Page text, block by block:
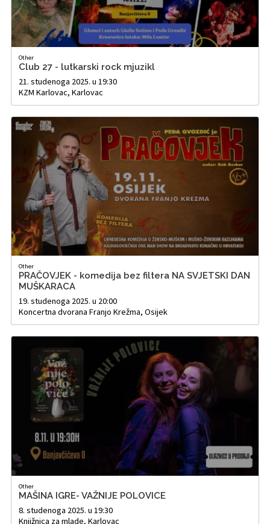
Other
Club 27 - lutkarski rock mjuzikl
21. studenoga 2025. u 19:30
KZM Karlovac, Karlovac
Other
PRAČOVJEK - komedija bez filtera NA SVJETSKI DAN
MUŠKARACA
19. studenoga 2025. u 20:00
Koncertna dvorana Franjo Krežma, Osijek
Other
MAŠINA IGRE- VAŽNIJE POLOVICE
8. studenoga 2025. u 19:30
Knjižnica za mlade, Karlovac